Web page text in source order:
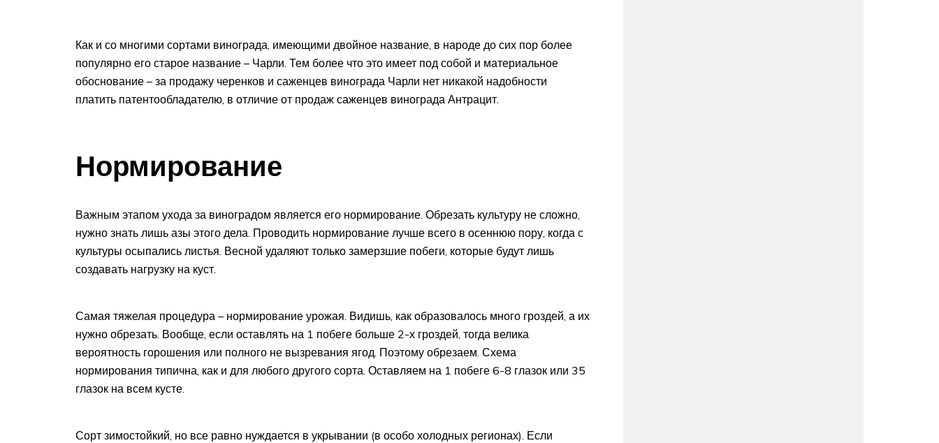
Как и со многими сортами винограда, имеющими двойное название, в народе до сих пор более
популярно его старое название – Чарли. Тем более что это имеет под собой и материальное
обоснование – за продажу черенков и саженцев винограда Чарли нет никакой надобности
платить патентообладателю, в отличие от продаж саженцев винограда Антрацит.
Нормирование
Важным этапом ухода за виноградом является его нормирование. Обрезать культуру не сложно,
нужно знать лишь азы этого дела. Проводить нормирование лучше всего в осеннюю пору, когда с
культуры осыпались листья. Весной удаляют только замерзшие побеги, которые будут лишь
создавать нагрузку на куст.
Самая тяжелая процедура – нормирование урожая. Видишь, как образовалось много гроздей, а их
нужно обрезать. Вообще, если оставлять на 1 побеге больше 2-х гроздей, тогда велика
вероятность горошения или полного не вызревания ягод. Поэтому обрезаем. Схема
нормирования типична, как и для любого другого сорта. Оставляем на 1 побеге 6-8 глазок или 35
глазок на всем кусте.
Сорт зимостойкий, но все равно нуждается в укрывании (в особо холодных регионах). Если